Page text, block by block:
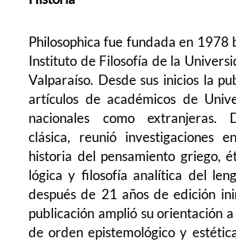
Formación Continua
Philosophica fue fundada en 1978
Instituto de Filosofía de la
Valparaíso. Desde sus inicios la
artículos de académicos de
nacionales como extranjeras.
clásica, reunió investigaciones
historia del pensamiento griego,
lógica y filosofía analítica del
después de 21 años de edición
publicación amplió su orientación
de orden epistemológico y